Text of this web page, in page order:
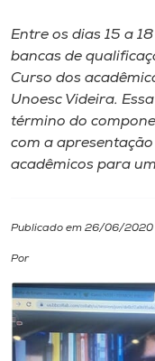
A
I.nova
Diplomados
Cultura
CPA
Entre os dias 15 a
bancas de
Curso dos
Unoesc Videira.
término do
com a
acadêmicos para
Publicado em 26/06/2020
Por